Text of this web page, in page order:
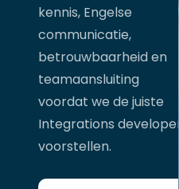
kennis, Engelse
communicatie,
betrouwbaarheid en
teamaansluiting
voordat we de juiste
Integrations developer
voorstellen.